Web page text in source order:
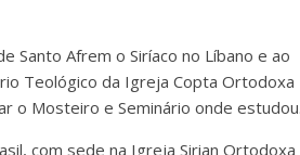
Santo Afrem o Siríaco no Líbano e ao
Teológico da Igreja Copta Ortodoxa
o Mosteiro e Seminário onde estudou.
com sede na Igreja Sirian Ortodoxa